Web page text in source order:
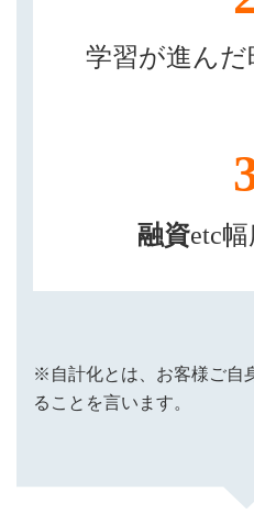
学習が進んだ
融資etc
※自計化とは、お客様ご自
ることを言います。